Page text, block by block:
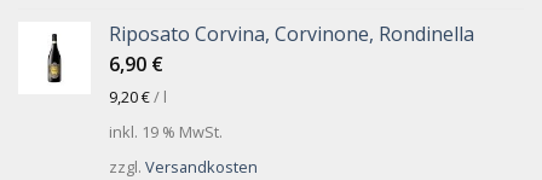
Riposato Corvina, Corvinone, Rondinella
6,90 €
9,20€/ l
inkl. 19 % MwSt.
zzgl. Versandkosten